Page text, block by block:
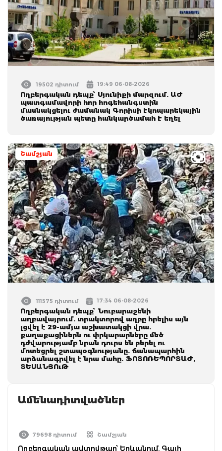
19502 դիտում 19:49 06-08-2026
Ողբերգական դեպք՝ Սյունիքի մարզում. ԱԺ
պատգամավորի հոր հոգեհանգստին
մասնակցելու ժամանակ Գորիսի էկոպարեկային
ծառայության պետը հանկարծամահ է եղել
Շամշյան
111575 դիտում 17:34 06-08-2026
Ողբերգական դեպք՝ Նուբարաշենի
աղբավայրում. տրակտորով աղբը հրելիս այն
լցվել է 29-ամյա աշխատակցի վրա.
քաղաքացիներն ու փրկարարները մեծ
դժվարությամբ նրան դուրս են բերել ու
մոտեցրել շտապօգնությանը. ճանապարհին
արձանագրվել է նրա մահը. ՖՈՏՈՌԵՊՈՐՏԱԺ,
ՏԵՍԱՆՅՈւԹ
Ամենադիտվածներ
79698 դիտում Շամշյան
Ողբերգական ավտովթար՝ Երևանում. Գայի